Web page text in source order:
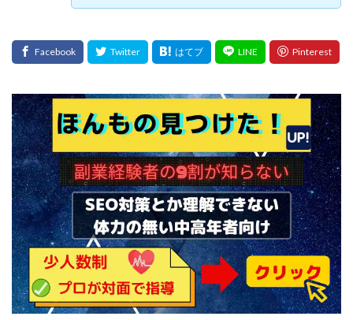
わずか1日で5万円以上稼ぐ利用者が続出
ゆきや
マネパン KOJI
マネロブ みきお校長
ミユ
ミリオネアチャレンジ
ミリオンラボ(million labo)
ミリチャレ
みんなのハッピーワーク
ゆるリッチ
マネーキューピット
ライフアップ(LIFE UP)
ライブアドバイザーカレッジ
ライフデザイン出版合同会社
らくらくできるスマホ副業
リッチ ギャザリング
リッチ ルーラー
リライアンス(Reliance)
ロミオ・ロドリゲス・ジュニア
ワークスフランチャイジーオフィス
ワークホップ(Work Hop)
ワールドリユースシステム